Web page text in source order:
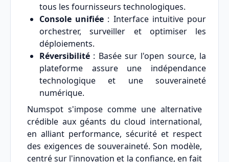
tous les fournisseurs technologiques.
Console unifiée : Interface intuitive pour
orchestrer, surveiller et optimiser les
déploiements.
Réversibilité : Basée sur l'open source, la
plateforme assure une indépendance
technologique et une souveraineté
numérique.
Numspot s'impose comme une alternative
crédible aux géants du cloud international,
en alliant performance, sécurité et respect
des exigences de souveraineté. Son modèle,
centré sur l'innovation et la confiance, en fait